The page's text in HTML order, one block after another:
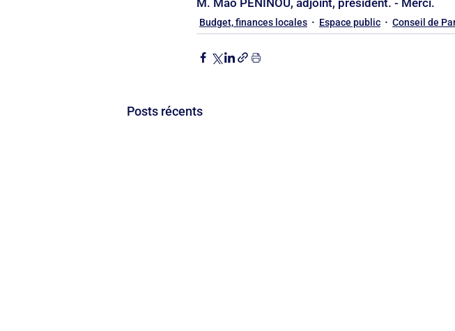
M. Mao PENINOU, adjoint, président. - Merci.
Budget, finances locales Espace public Conseil de
Posts récents